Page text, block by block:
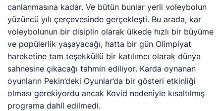
canlanmasına kadar. Ve bütün bunlar yerli voleybolun
yüzüncü yılı çerçevesinde gerçekleşti. Bu arada, kar
voleybolunun bir disiplin olarak ülkede hızlı bir büyüme
ve popülerlik yaşayacağı, hatta bir gün Olimpiyat
hareketine tam teşekküllü bir katılımcı olarak dünya
sahnesine çıkacağı tahmin ediliyor. Karda oynanan
oyunların Pekin’deki Oyunlar’da bir gösteri etkinliği
olması gerekiyordu ancak Kovid nedeniyle kısaltılmış
programa dahil edilmedi.